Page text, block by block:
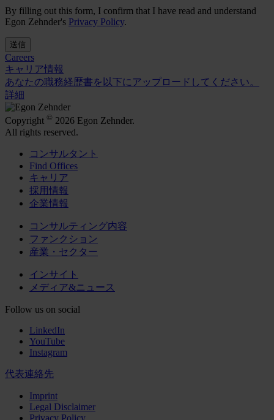
By filling out this form, I confirm that I have read and understand
Egon Zehnder's Privacy Policy.
送信
Careers
キャリア情報
あなたの職務経歴書を以下にアップロードしてください。
詳細
Copyright © 2026 Egon Zehnder.
All rights reserved.
コンサルタント
Find Offices
キャリア
採用情報
企業情報
コンサルティング内容
ファンクション
産業・セクター
インサイト
メディア&ニュース
Follow us on social
LinkedIn
YouTube
Instagram
代表連絡先
Imprint
Legal Disclaimer
Privacy Policy